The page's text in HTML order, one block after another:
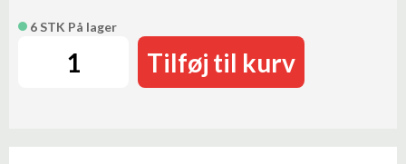
6 STK På lager
Tilføj til kurv